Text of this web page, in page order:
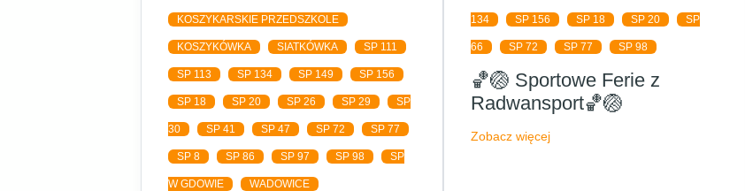
KOSZYKARSKIE PRZEDSZKOLE
KOSZYKÓWKA SIATKÓWKA SP 111
SP 113 SP 134 SP 149 SP 156
SP 18 SP 20 SP 26 SP 29 SP
30 SP 41 SP 47 SP 72 SP 77
SP 8 SP 86 SP 97 SP 98 SP
W GDOWIE WADOWICE
134 SP 156 SP 18 SP 20 SP
66 SP 72 SP 77 SP 98
🏀🏐 Sportowe Ferie z
Radwansport🏀🏐
Zobacz więcej